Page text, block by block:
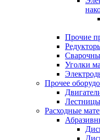
Прочие
Уголки
Прочее
Расходные